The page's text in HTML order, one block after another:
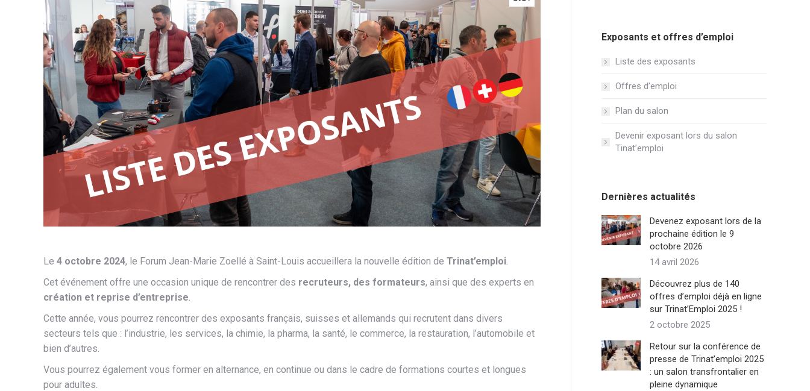
Le 4 octobre 2024, le Forum Jean-Marie Zoellé à Saint-Louis accueillera la nouvelle édition de Trinat’emploi.
Cet événement offre une occasion unique de rencontrer des recruteurs, des formateurs, ainsi que des experts en
création et reprise d’entreprise.
Cette année, vous pourrez rencontrer des exposants français, suisses et allemands qui recrutent dans divers
secteurs tels que : l’industrie, les services, la chimie, la pharma, la santé, le commerce, la restauration, l’automobile et
bien d’autres.
Vous pourrez également vous former en alternance, en continue ou dans le cadre de formations courtes et longues
pour adultes.
Exposants et offres d’emploi
Liste des exposants
Offres d’emploi
Plan du salon
Devenir exposant lors du salon
Tinat’emploi
Dernières actualités
Devenez exposant lors de la
prochaine édition le 9
octobre 2026
14 avril 2026
Découvrez plus de 140
offres d’emploi déjà en ligne
sur Trinat’Emploi 2025 !
2 octobre 2025
Retour sur la conférence de
presse de Trinat’emploi 2025
: un salon transfrontalier en
pleine dynamique